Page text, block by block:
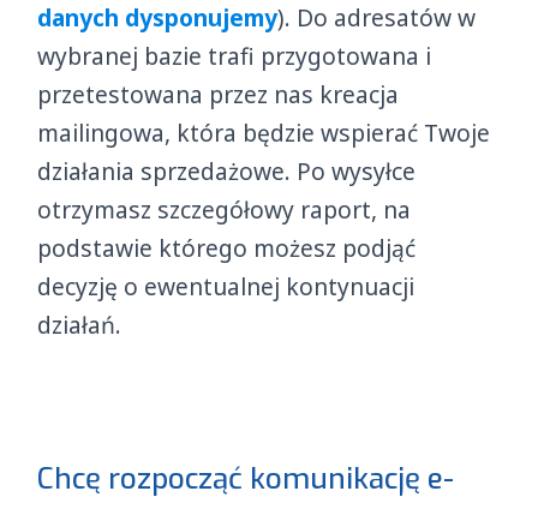
danych dysponujemy). Do adresatów w
wybranej bazie trafi przygotowana i
przetestowana przez nas kreacja
mailingowa, która będzie wspierać Twoje
działania sprzedażowe. Po wysyłce
otrzymasz szczegółowy raport, na
podstawie którego możesz podjąć
decyzję o ewentualnej kontynuacji
działań.
Chcę rozpocząć komunikację e-